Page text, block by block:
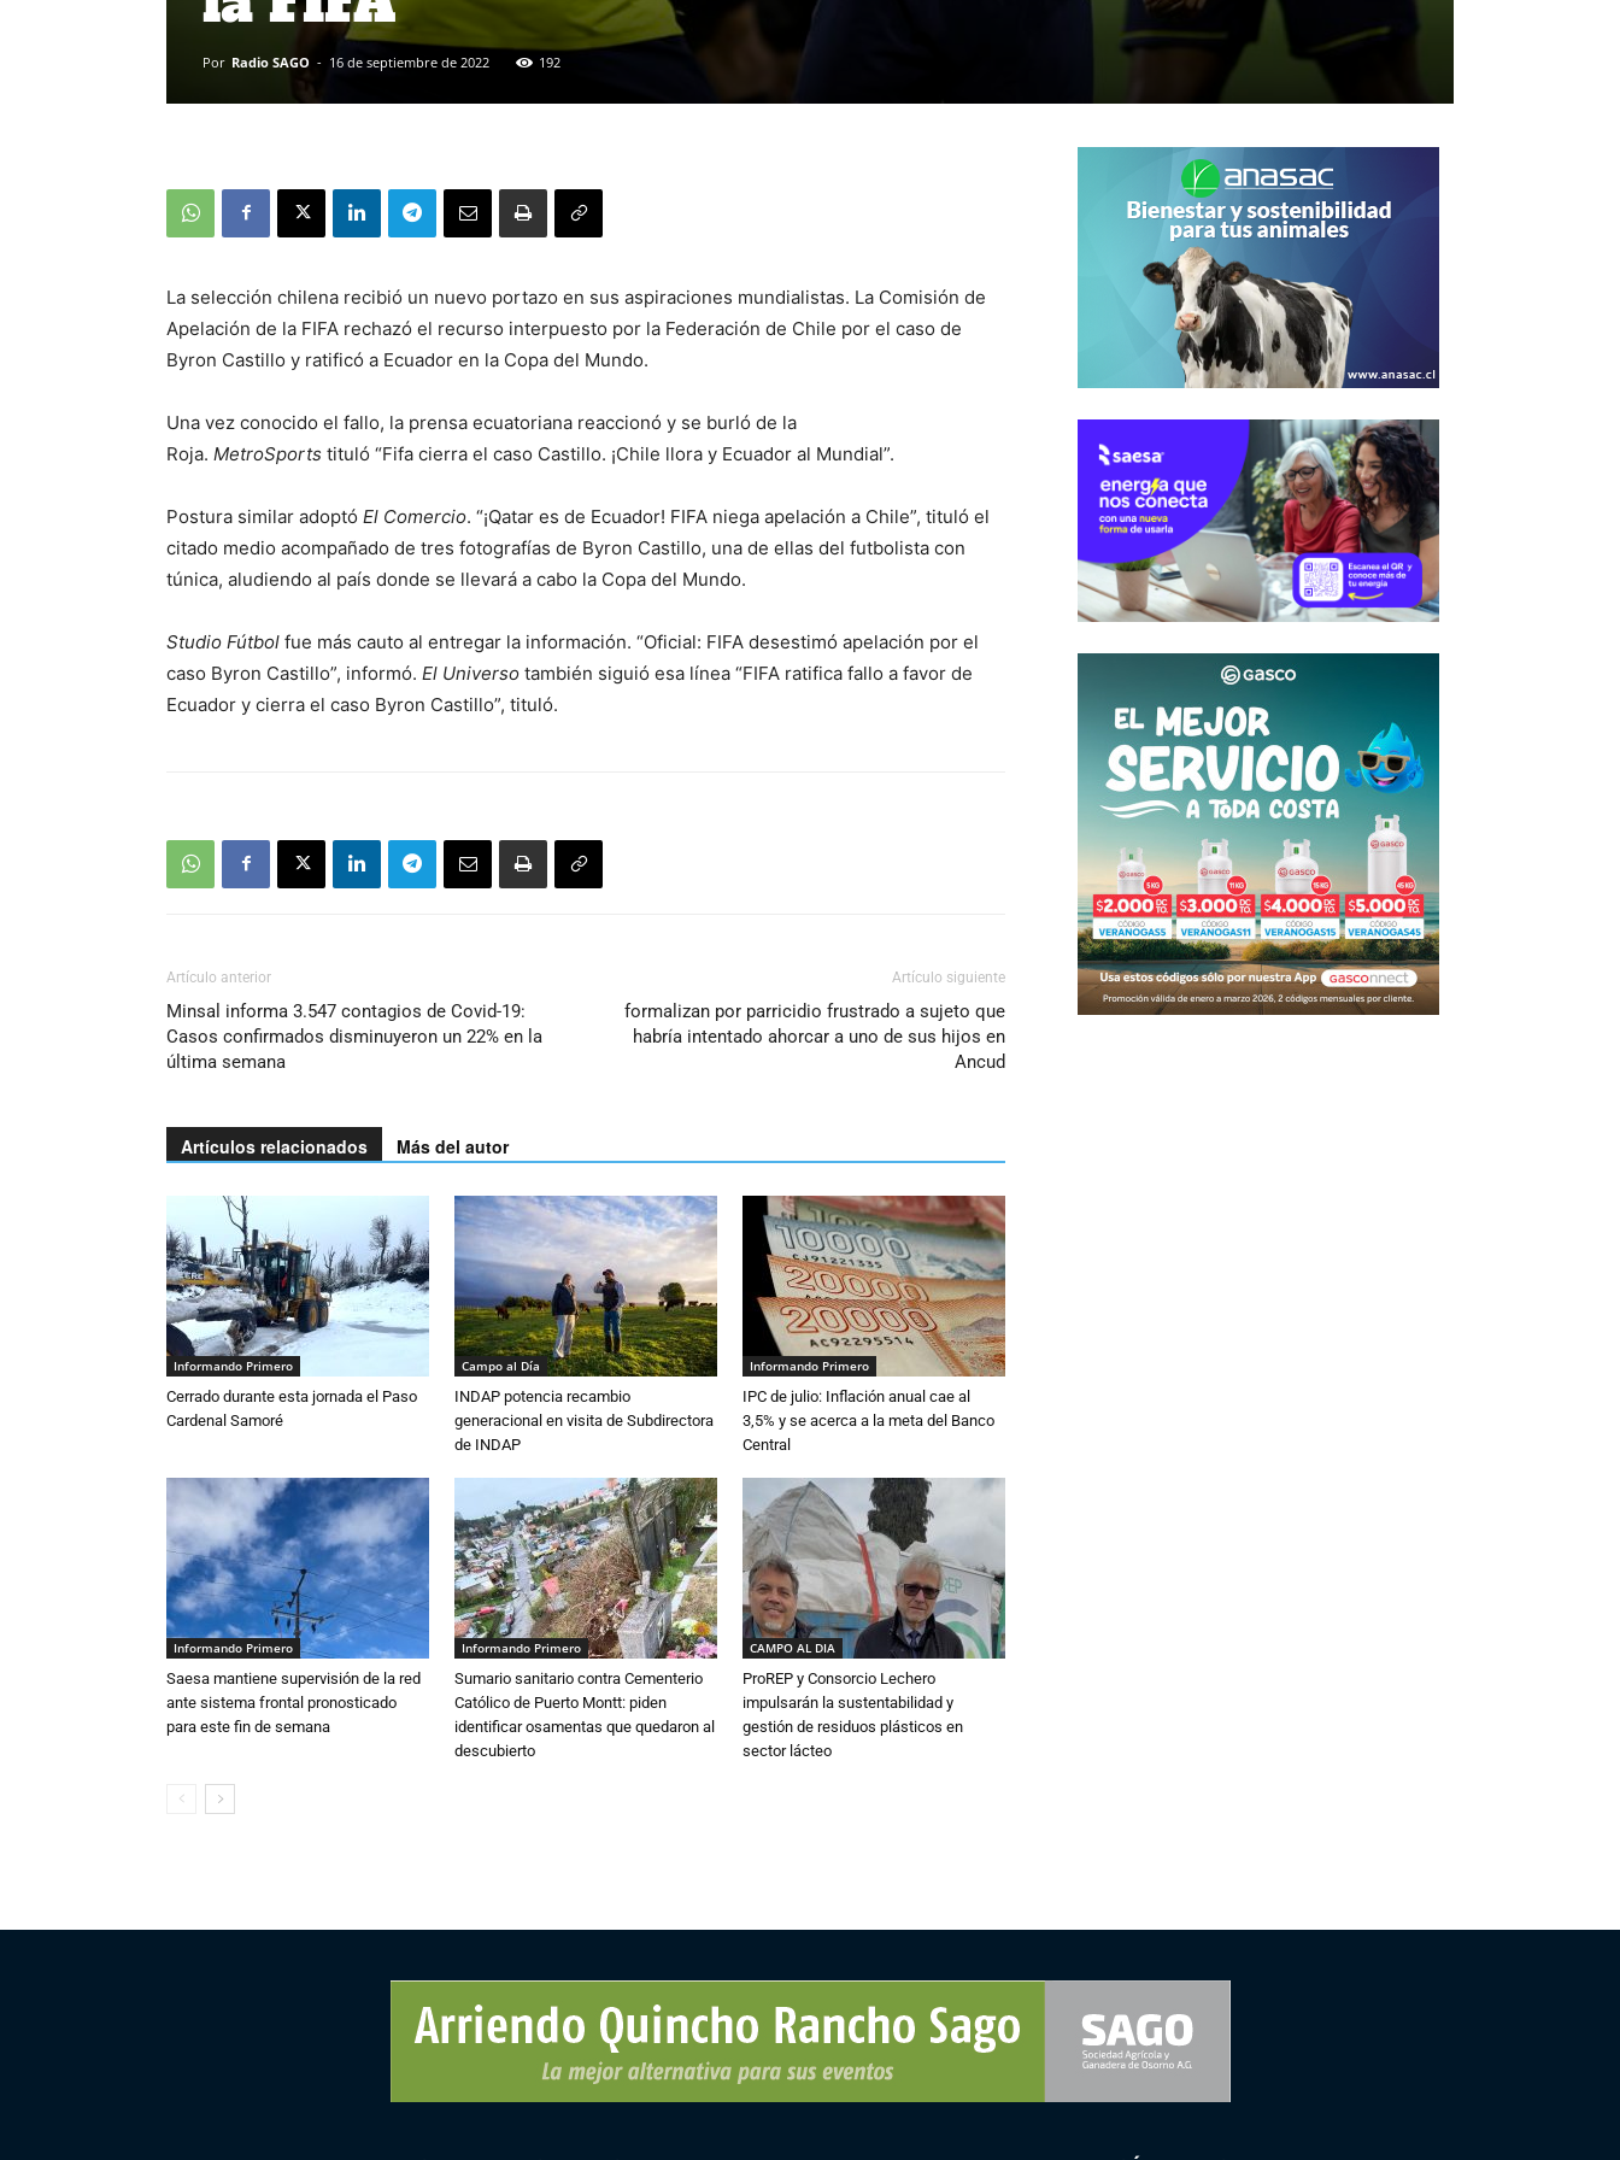
Por Radio SAGO - 16 de septiembre de 2022 192
La selección chilena recibió un nuevo portazo en sus aspiraciones mundialistas. La Comisión de
Apelación de la FIFA rechazó el recurso interpuesto por la Federación de Chile por el caso de
Byron Castillo y ratificó a Ecuador en la Copa del Mundo.
Una vez conocido el fallo, la prensa ecuatoriana reaccionó y se burló de la
Roja. MetroSports tituló “Fifa cierra el caso Castillo. ¡Chile llora y Ecuador al Mundial”.
Postura similar adoptó El Comercio. “¡Qatar es de Ecuador! FIFA niega apelación a Chile”, tituló el
citado medio acompañado de tres fotografías de Byron Castillo, una de ellas del futbolista con
túnica, aludiendo al país donde se llevará a cabo la Copa del Mundo.
Studio Fútbol fue más cauto al entregar la información. “Oficial: FIFA desestimó apelación por el
caso Byron Castillo”, informó. El Universo también siguió esa línea “FIFA ratifica fallo a favor de
Ecuador y cierra el caso Byron Castillo”, tituló.
Artículo anterior
Minsal informa 3.547 contagios de Covid-19:
Casos confirmados disminuyeron un 22% en la
última semana
Artículo siguiente
formalizan por parricidio frustrado a sujeto que
habría intentado ahorcar a uno de sus hijos en
Ancud
Artículos relacionados Más del autor
Informando Primero
Cerrado durante esta jornada el Paso
Cardenal Samoré
Campo al Día
INDAP potencia recambio
generacional en visita de Subdirectora
de INDAP
Informando Primero
IPC de julio: Inflación anual cae al
3,5% y se acerca a la meta del Banco
Central
Informando Primero
Saesa mantiene supervisión de la red
ante sistema frontal pronosticado
para este fin de semana
Informando Primero
Sumario sanitario contra Cementerio
Católico de Puerto Montt: piden
identificar osamentas que quedaron al
descubierto
CAMPO AL DIA
ProREP y Consorcio Lechero
impulsarán la sustentabilidad y
gestión de residuos plásticos en
sector lácteo